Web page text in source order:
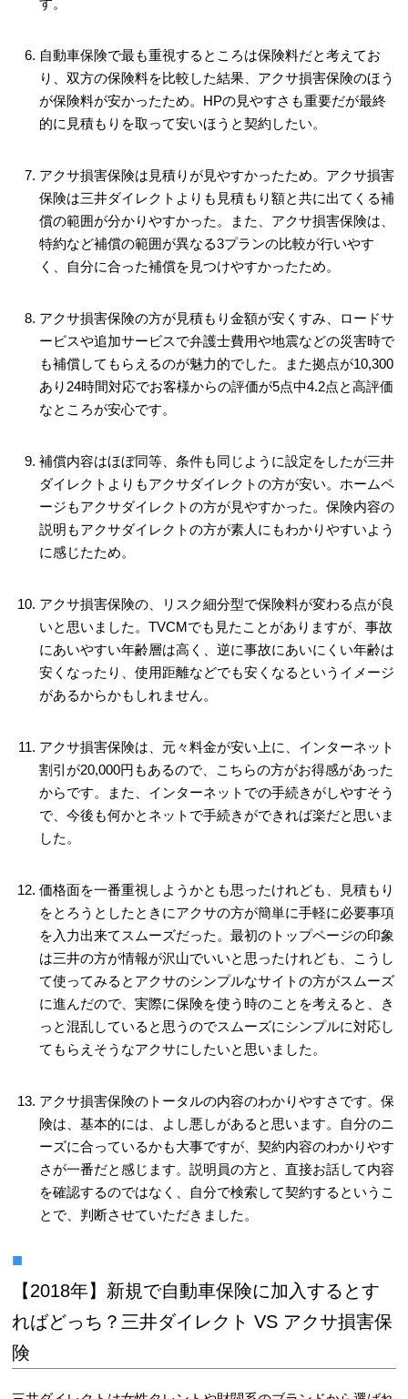
す。
自動車保険で最も重視するところは保険料だと考えてお
り、双方の保険料を比較した結果、アクサ損害保険のほう
が保険料が安かったため。HPの見やすさも重要だが最終
的に見積もりを取って安いほうと契約したい。
アクサ損害保険は見積りが見やすかったため。アクサ損害
保険は三井ダイレクトよりも見積もり額と共に出てくる補
償の範囲が分かりやすかった。また、アクサ損害保険は、
特約など補償の範囲が異なる3プランの比較が行いやす
く、自分に合った補償を見つけやすかったため。
アクサ損害保険の方が見積もり金額が安くすみ、ロードサ
ービスや追加サービスで弁護士費用や地震などの災害時で
も補償してもらえるのが魅力的でした。また拠点が10,300
あり24時間対応でお客様からの評価が5点中4.2点と高評価
なところが安心です。
補償内容はほぼ同等、条件も同じように設定をしたが三井
ダイレクトよりもアクサダイレクトの方が安い。ホームペ
ージもアクサダイレクトの方が見やすかった。保険内容の
説明もアクサダイレクトの方が素人にもわかりやすいよう
に感じたため。
アクサ損害保険の、リスク細分型で保険料が変わる点が良
いと思いました。TVCMでも見たことがありますが、事故
にあいやすい年齢層は高く、逆に事故にあいにくい年齢は
安くなったり、使用距離などでも安くなるというイメージ
があるからかもしれません。
アクサ損害保険は、元々料金が安い上に、インターネット
割引が20,000円もあるので、こちらの方がお得感があった
からです。また、インターネットでの手続きがしやすそう
で、今後も何かとネットで手続きができれば楽だと思いま
した。
価格面を一番重視しようかとも思ったけれども、見積もり
をとろうとしたときにアクサの方が簡単に手軽に必要事項
を入力出来てスムーズだった。最初のトップページの印象
は三井の方が情報が沢山でいいと思ったけれども、こうし
て使ってみるとアクサのシンプルなサイトの方がスムーズ
に進んだので、実際に保険を使う時のことを考えると、き
っと混乱していると思うのでスムーズにシンプルに対応し
てもらえそうなアクサにしたいと思いました。
アクサ損害保険のトータルの内容のわかりやすさです。保
険は、基本的には、よし悪しがあると思います。自分のニ
ーズに合っているかも大事ですが、契約内容のわかりやす
さが一番だと感じます。説明員の方と、直接お話して内容
を確認するのではなく、自分で検索して契約するというこ
とで、判断させていただきました。
【2018年】新規で自動車保険に加入するとす
ればどっち？三井ダイレクト VS アクサ損害保
険